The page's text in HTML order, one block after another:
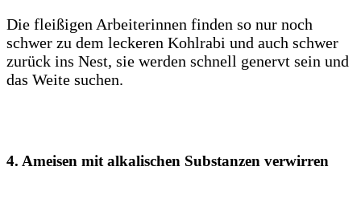
Die fleißigen Arbeiterinnen finden so nur noch
schwer zu dem leckeren Kohlrabi und auch schwer
zurück ins Nest, sie werden schnell genervt sein und
das Weite suchen.
4. Ameisen mit alkalischen Substanzen verwirren